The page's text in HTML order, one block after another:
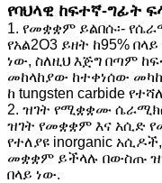
የባህላዊ ከፍተኛ-ግፊት
1. የመቋቋም ይልበሱ፡-
የአል2O3 ይዘት ከ95%
ነው, ስለዚህ እጅግ በጣም
መከላከያው ከተቀነሰው
ከ tungsten carbide
2. ዝገት የሚቋቋሙ
ዝገት የመቋቋም እና አሲድ
የተለያዩ inorganic
መቋቋም ይችላሉ በውስጡ
በላይ ነው.